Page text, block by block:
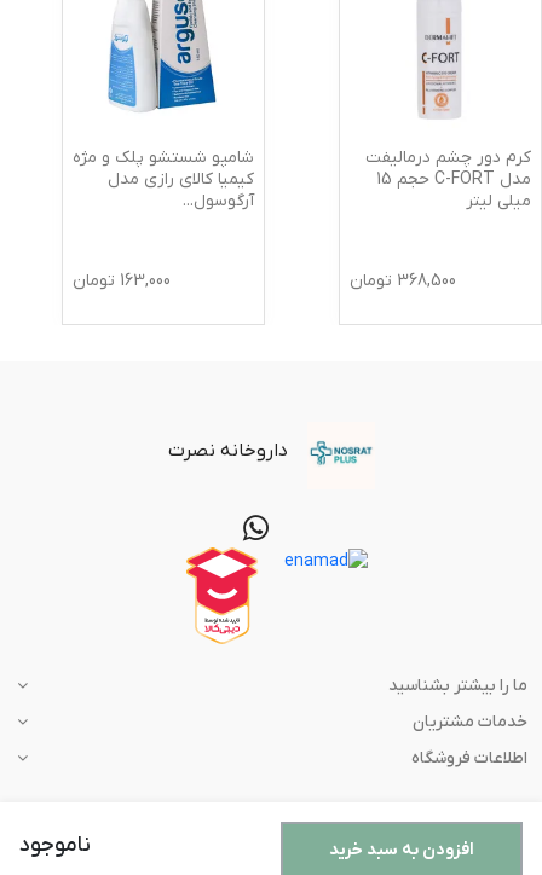
افزودن به سبد خرید ناموجود
کرم دور چشم درمالیفت
مدل C-FORT حجم 15
میلی لیتر
368,500 تومان
شامپو شستشو پلک و مژه
کیمیا کالای رازی مدل
آرگوسول...
163,000 تومان
داروخانه نصرت
ما را بیشتر بشناسید
خدمات مشتریان
اطلاعات فروشگاه